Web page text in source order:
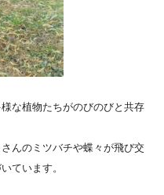
な植物たちがのびのびと共存
んのミツバチや蝶々が飛び交
ています。